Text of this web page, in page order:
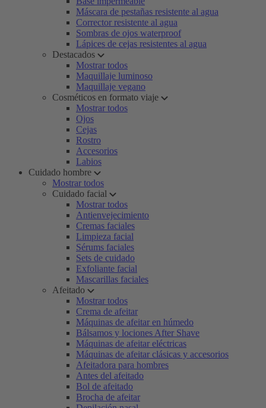
Máscara de pestañas resistente al agua
Corrector resistente al agua
Sombras de ojos waterproof
Lápices de cejas resistentes al agua
Destacados
Mostrar todos
Maquillaje luminoso
Maquillaje vegano
Cosméticos en formato viaje
Mostrar todos
Ojos
Cejas
Rostro
Accesorios
Labios
Cuidado hombre
Mostrar todos
Cuidado facial
Mostrar todos
Antienvejecimiento
Cremas faciales
Limpieza facial
Sérums faciales
Sets de cuidado
Exfoliante facial
Mascarillas faciales
Afeitado
Mostrar todos
Crema de afeitar
Máquinas de afeitar en húmedo
Bálsamos y lociones After Shave
Máquinas de afeitar eléctricas
Máquinas de afeitar clásicas y accesorios
Afeitadora para hombres
Antes del afeitado
Bol de afeitado
Brocha de afeitar